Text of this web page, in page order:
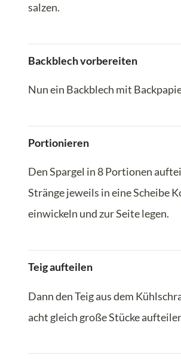
salzen.
Backblech vorbereiten
Nun ein Backblech mit
Portionieren
Den Spargel in 8 Portionen
Stränge jeweils in eine Scheibe
einwickeln und zur Seite legen.
Teig aufteilen
Dann den Teig aus dem
acht gleich große Stücke